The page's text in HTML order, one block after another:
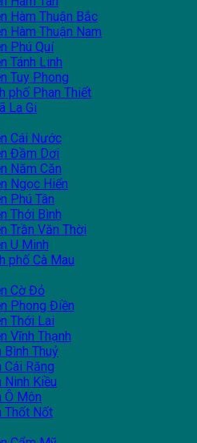
Hàm Thuận Bắc
Hàm Thuận Nam
Phú Quí
Tánh Linh
Tuy Phong
phố Phan Thiết
La Gi
Cái Nước
Đầm Dơi
Năm Căn
Ngọc Hiển
Phú Tân
Thới Bình
Trần Văn Thời
U Minh
phố Cà Mau
Cờ Đỏ
Phong Điền
Thới Lai
Vĩnh Thạnh
Bình Thuỷ
Cái Răng
Ninh Kiều
Ô Môn
Thốt Nốt